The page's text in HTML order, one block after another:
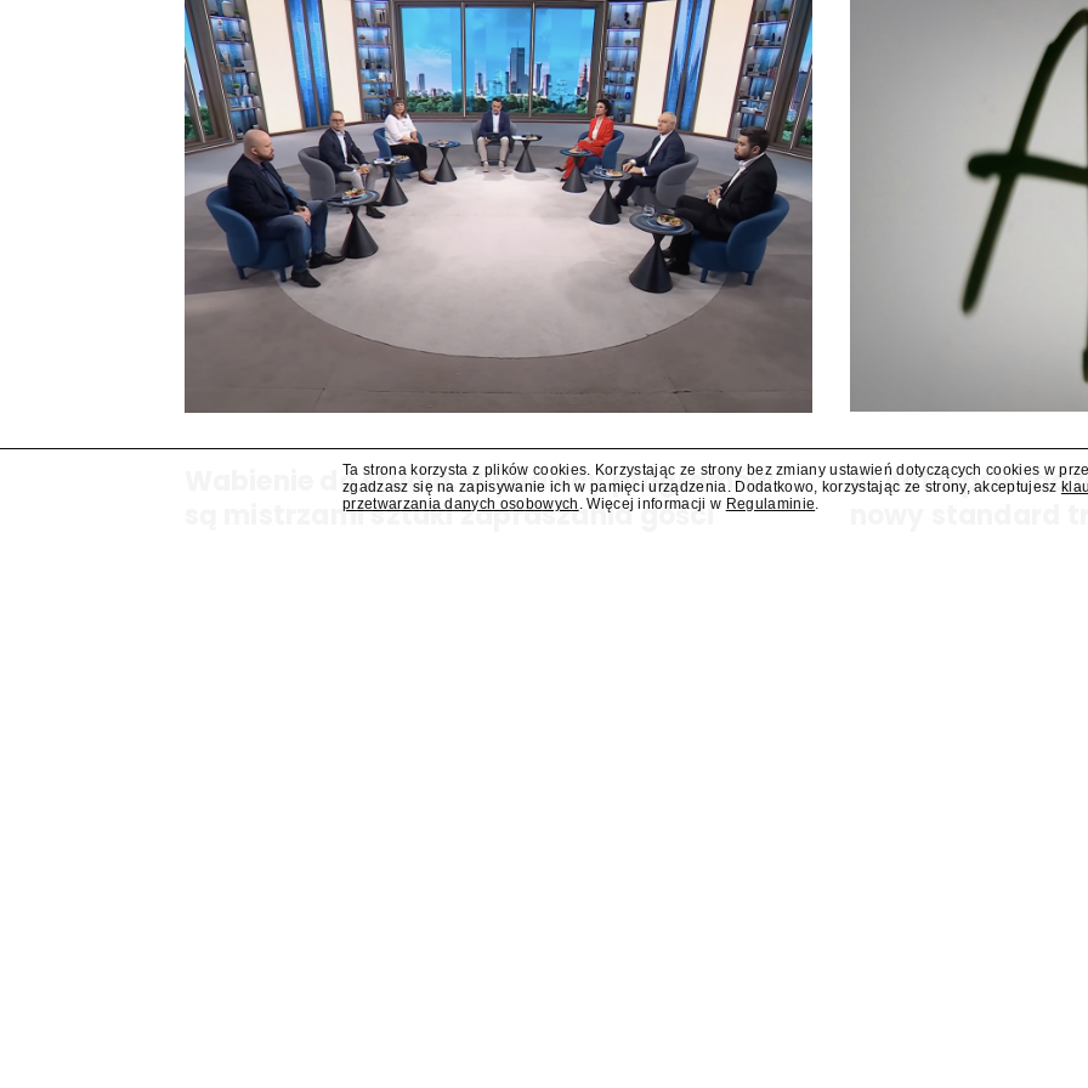
Wabienie do studia. Wydawcy programów
są mistrzami sztuki zapraszania gości
AI Act
Ta strona korzysta z plików cookies. Korzystając ze strony bez zmiany ustawień dotyczących cookies w
zgadzasz się na zapisywanie ich w pamięci urządzenia. Dodatkowo, korzystając ze strony, akceptujesz
przetwarzania danych osobowych . Więcej informacji w Regulaminie.